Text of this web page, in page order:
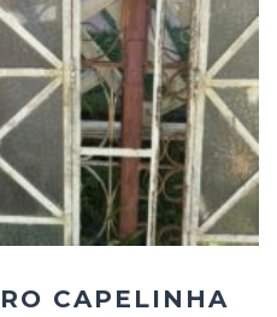
Add
ao
Favoritos
CAPELINHA